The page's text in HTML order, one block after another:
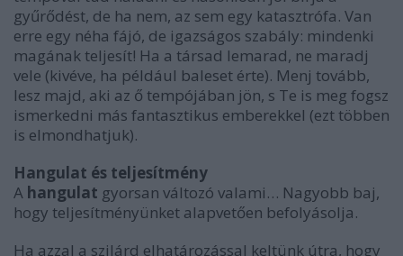
gyűrődést, de ha nem, az sem egy katasztrófa. Van
erre egy néha fájó, de igazságos szabály: mindenki
magának teljesít! Ha a társad lemarad, ne maradj
vele (kivéve, ha például baleset érte). Menj tovább,
lesz majd, aki az ő tempójában jön, s Te is meg fogsz
ismerkedni más fantasztikus emberekkel (ezt többen
is elmondhatjuk).
Hangulat és teljesítmény
A hangulat gyorsan változó valami… Nagyobb baj,
hogy teljesítményünket alapvetően befolyásolja.
Ha azzal a szilárd elhatározással keltünk útra, hogy